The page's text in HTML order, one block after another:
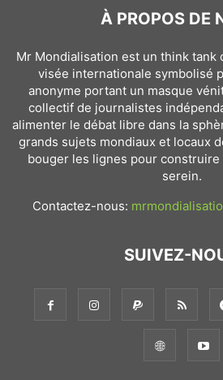
À PROPOS DE
Mr Mondialisation est un think tank
visée internationale symbolisé
anonyme portant un masque
collectif de journalistes
alimenter le débat libre dans la
grands sujets mondiaux et locaux
bouger les lignes pour
serein.
Contactez-nous:
SUIVEZ-